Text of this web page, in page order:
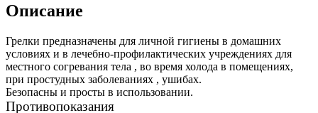
Описание
Грелки предназначены для личной гигиены в домашних
условиях и в лечебно-профилактических учреждениях для
местного согревания тела , во время холода в помещениях,
при простудных заболеваниях , ушибах.
Безопасны и просты в использовании.
Противопоказания